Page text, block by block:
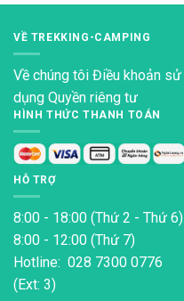
VỀ TREKKING-CAMPING
Về chúng tôi Điều khoản sử
dụng Quyền riêng tư
HÌNH THỨC THANH TOÁN
HỖ TRỢ
8:00 - 18:00 (Thứ 2 - Thứ 6)
8:00 - 12:00 (Thứ 7)
Hotline: 028 7300 0776
(Ext: 3)